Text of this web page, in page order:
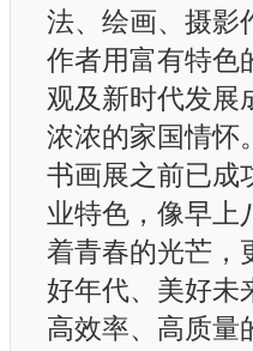
法、绘画、摄影
作者用富有特色
观及新时代发展
浓浓的家国情怀
书画展之前已成
业特色，像早上
着青春的光芒，
好年代、美好未
高效率、高质量